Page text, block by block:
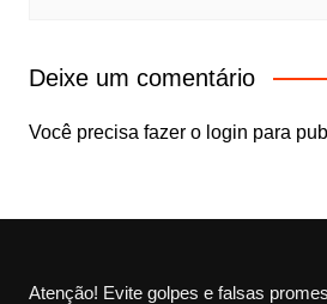
Deixe um comentário
Você precisa fazer o login para
Atenção! Evite golpes e falsas